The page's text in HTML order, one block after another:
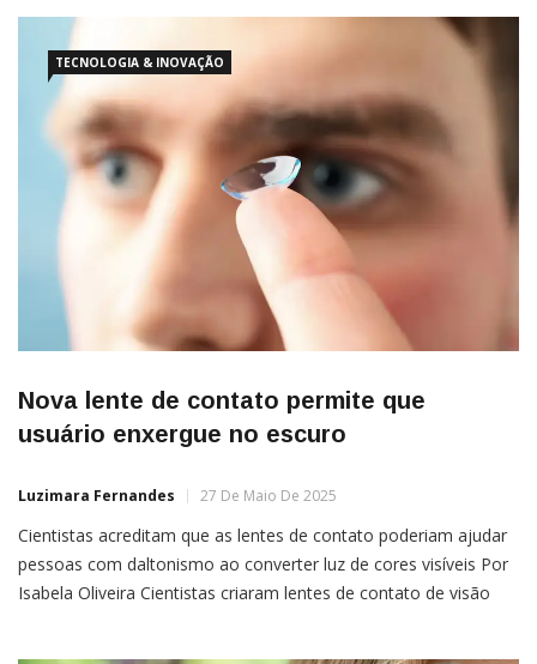
TECNOLOGIA & INOVAÇÃO
Nova lente de contato permite que
usuário enxergue no escuro
Luzimara Fernandes 27 De Maio De 2025
Cientistas acreditam que as lentes de contato poderiam ajudar
pessoas com daltonismo ao converter luz de cores visíveis Por
Isabela Oliveira Cientistas criaram lentes de contato de visão